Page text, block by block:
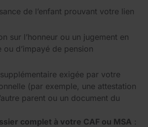
de l’enfant prouvant votre lien
sur l’honneur ou un jugement en
ou d’impayé de pension
exigée par votre
(par exemple, une attestation
parent ou un document du
complet à votre CAF ou MSA :